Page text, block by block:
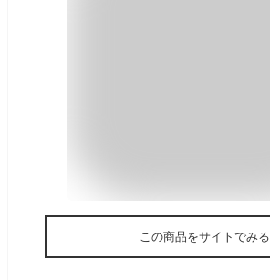
この商品をサイトでみる